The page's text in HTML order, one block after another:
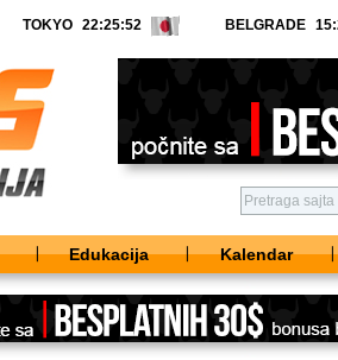
TOKYO BELGRADE
Edukacija Kalendar